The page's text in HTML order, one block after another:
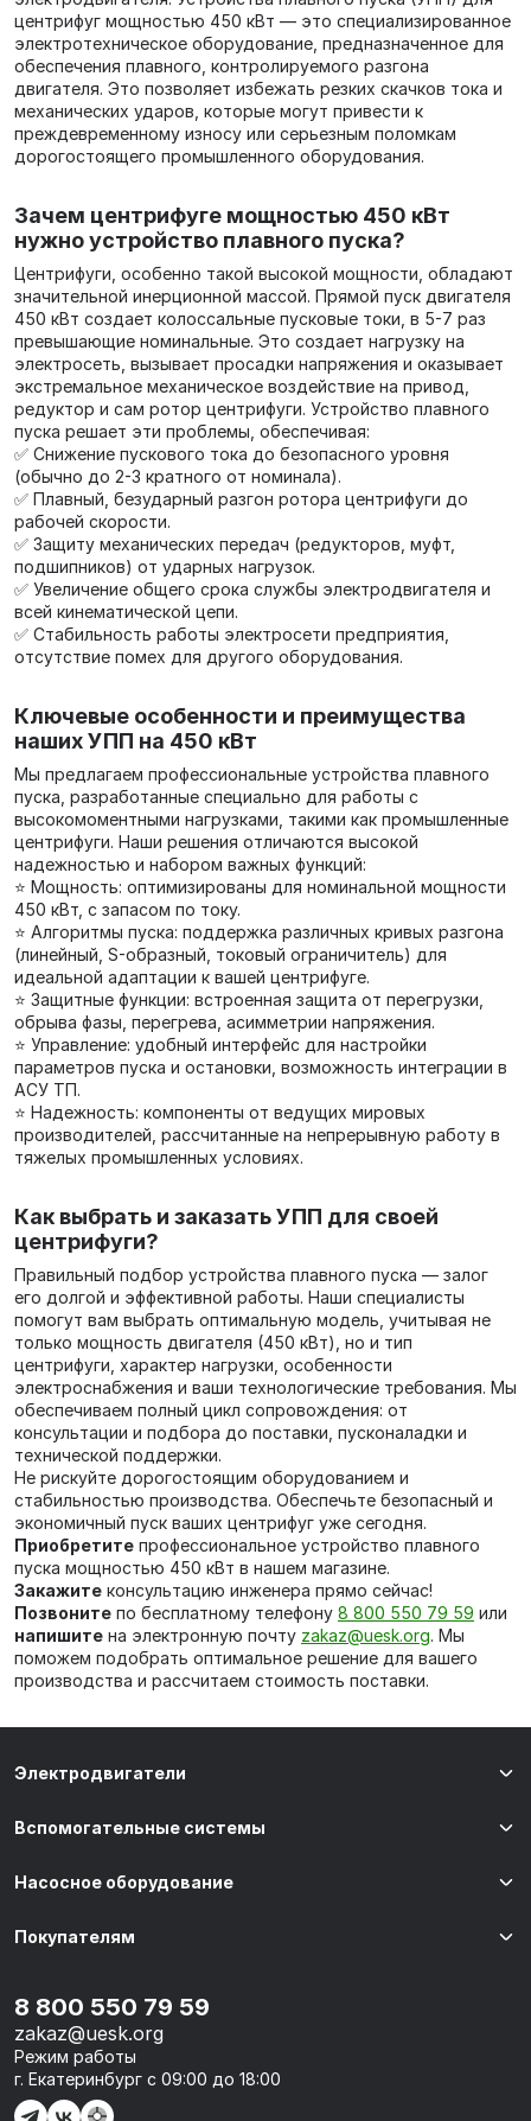
центрифуг мощностью 450 кВт — это специализированное
электротехническое оборудование, предназначенное для
обеспечения плавного, контролируемого разгона
двигателя. Это позволяет избежать резких скачков тока и
механических ударов, которые могут привести к
преждевременному износу или серьезным поломкам
дорогостоящего промышленного оборудования.
Зачем центрифуге мощностью 450 кВт
нужно устройство плавного пуска?
Центрифуги, особенно такой высокой мощности, обладают
значительной инерционной массой. Прямой пуск двигателя
450 кВт создает колоссальные пусковые токи, в 5-7 раз
превышающие номинальные. Это создает нагрузку на
электросеть, вызывает просадки напряжения и оказывает
экстремальное механическое воздействие на привод,
редуктор и сам ротор центрифуги. Устройство плавного
пуска решает эти проблемы, обеспечивая:
✅ Снижение пускового тока до безопасного уровня
(обычно до 2-3 кратного от номинала).
✅ Плавный, безударный разгон ротора центрифуги до
рабочей скорости.
✅ Защиту механических передач (редукторов, муфт,
подшипников) от ударных нагрузок.
✅ Увеличение общего срока службы электродвигателя и
всей кинематической цепи.
✅ Стабильность работы электросети предприятия,
отсутствие помех для другого оборудования.
Ключевые особенности и преимущества
наших УПП на 450 кВт
Мы предлагаем профессиональные устройства плавного
пуска, разработанные специально для работы с
высокомоментными нагрузками, такими как промышленные
центрифуги. Наши решения отличаются высокой
надежностью и набором важных функций:
⭐ Мощность: оптимизированы для номинальной мощности
450 кВт, с запасом по току.
⭐ Алгоритмы пуска: поддержка различных кривых разгона
(линейный, S-образный, токовый ограничитель) для
идеальной адаптации к вашей центрифуге.
⭐ Защитные функции: встроенная защита от перегрузки,
обрыва фазы, перегрева, асимметрии напряжения.
⭐ Управление: удобный интерфейс для настройки
параметров пуска и остановки, возможность интеграции в
АСУ ТП.
⭐ Надежность: компоненты от ведущих мировых
производителей, рассчитанные на непрерывную работу в
тяжелых промышленных условиях.
Как выбрать и заказать УПП для своей
центрифуги?
Правильный подбор устройства плавного пуска — залог
его долгой и эффективной работы. Наши специалисты
помогут вам выбрать оптимальную модель, учитывая не
только мощность двигателя (450 кВт), но и тип
центрифуги, характер нагрузки, особенности
электроснабжения и ваши технологические требования. Мы
обеспечиваем полный цикл сопровождения: от
консультации и подбора до поставки, пусконаладки и
технической поддержки.
Не рискуйте дорогостоящим оборудованием и
стабильностью производства. Обеспечьте безопасный и
экономичный пуск ваших центрифуг уже сегодня.
Приобретите профессиональное устройство плавного
пуска мощностью 450 кВт в нашем магазине.
Закажите консультацию инженера прямо сейчас!
Позвоните по бесплатному телефону 8 800 550 79 59 или
напишите на электронную почту zakaz@uesk.org. Мы
поможем подобрать оптимальное решение для вашего
производства и рассчитаем стоимость поставки.
Электродвигатели
Вспомогательные системы
Насосное оборудование
Покупателям
8 800 550 79 59
zakaz@uesk.org
Режим работы
г. Екатеринбург с 09:00 до 18:00